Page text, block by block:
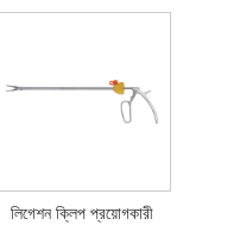
লিগেশন ক্লিপ প্রয়োগকারী